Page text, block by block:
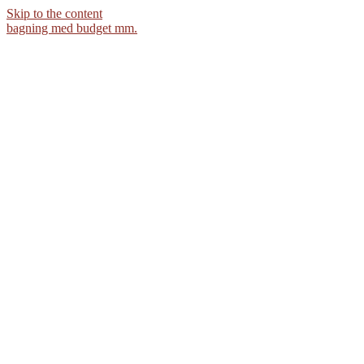
Skip to the content
bagning med budget mm.